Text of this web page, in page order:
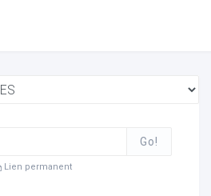
Go!
Lien permanent